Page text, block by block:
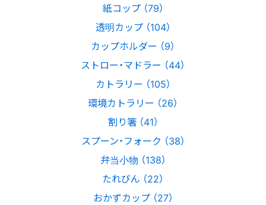
紙コップ （79）
透明カップ （104）
カップホルダー （9）
ストロー・マドラー （44）
カトラリー （105）
環境カトラリー （26）
割り箸 （41）
スプーン・フォーク （38）
弁当小物 （138）
たれびん （22）
おかずカップ （27）